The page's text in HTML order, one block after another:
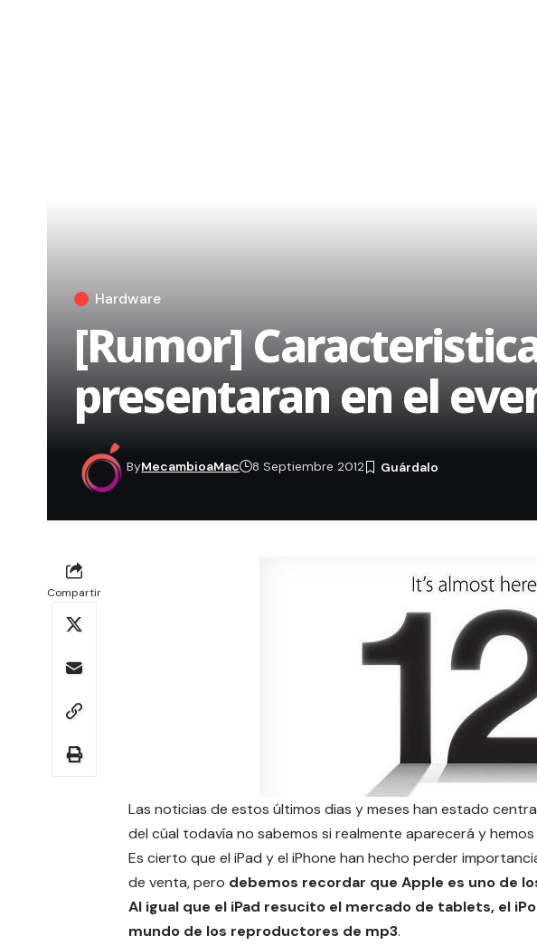
Hardware
[Rumor]
presentaran en el
ByMecambioaMac 8 Septiembre 2012
Compartir
Las noticias de estos últimos dias y meses han estado
del cúal todavía no sabemos si realmente aparecerá y
Es cierto que el iPad y el iPhone han hecho perder
de venta, pero debemos recordar que Apple es uno de
Al igual que el iPad resucito el mercado de tablets, el
mundo de los reproductores de mp3.